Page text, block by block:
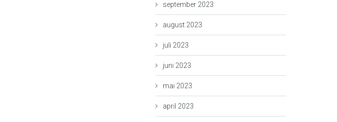
september 2023
august 2023
juli 2023
juni 2023
mai 2023
april 2023